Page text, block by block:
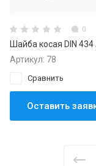
0
Шайба косая DIN 434
Артикул: 78
Сравнить
Оставить